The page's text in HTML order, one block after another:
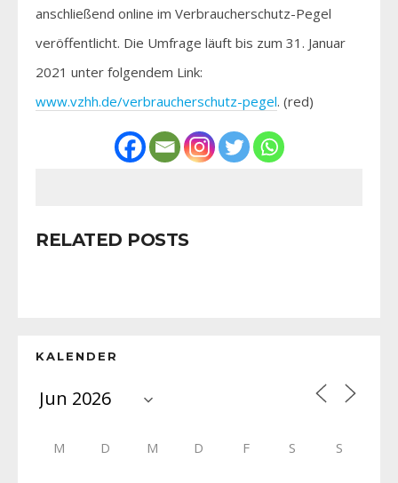
anschließend online im Verbraucherschutz-Pegel
veröffentlicht. Die Umfrage läuft bis zum 31. Januar
2021 unter folgendem Link:
www.vzhh.de/verbraucherschutz-pegel. (red)
RELATED POSTS
KALENDER
M D M D F S S